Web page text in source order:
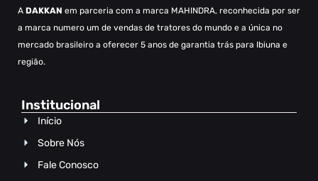
A DAKKAN em parceria com a marca MAHINDRA, reconhecida por ser
a marca numero um de vendas de tratores do mundo e a única no
mercado brasileiro a oferecer 5 anos de garantia trás para Ibiuna e
região.
Institucional
Início
Sobre Nós
Fale Conosco